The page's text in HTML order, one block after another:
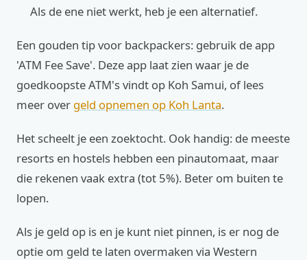
Als de ene niet werkt, heb je een alternatief.
Een gouden tip voor backpackers: gebruik de app
'ATM Fee Save'. Deze app laat zien waar je de
goedkoopste ATM's vindt op Koh Samui, of lees
meer over geld opnemen op Koh Lanta.
Het scheelt je een zoektocht. Ook handig: de meeste
resorts en hostels hebben een pinautomaat, maar
die rekenen vaak extra (tot 5%). Beter om buiten te
lopen.
Als je geld op is en je kunt niet pinnen, is er nog de
optie om geld te laten overmaken via Western